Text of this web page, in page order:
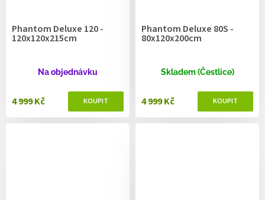
Phantom Deluxe 120 -
120x120x215cm
Na objednávku
4 999 Kč
Phantom Deluxe 80S -
80x120x200cm
Skladem (Čestlice)
4 999 Kč